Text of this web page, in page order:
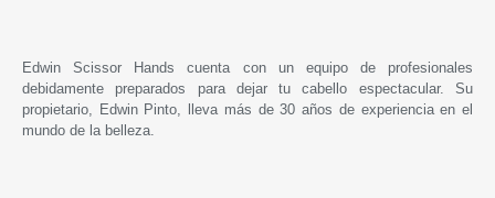
Edwin Scissor Hands cuenta con un equipo de profesionales
debidamente preparados para dejar tu cabello espectacular. Su
propietario, Edwin Pinto, lleva más de 30 años de experiencia en el
mundo de la belleza.